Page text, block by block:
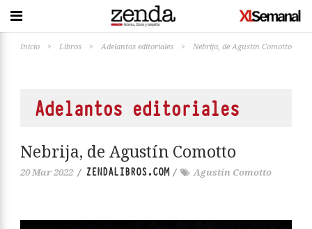
Inicio > Libros > Adelantos editoriales > Nebrija, de Agustín Comotto
Adelantos editoriales
Nebrija, de Agustín Comotto
20 Mar 2022 / ZENDALIBROS.COM/ Agustín Comotto